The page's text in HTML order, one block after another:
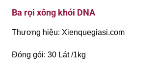
Ba rọi xông khói DNA
Thương hiệu: Xienquegiasi.com
Đóng gói: 30 Lát /1kg